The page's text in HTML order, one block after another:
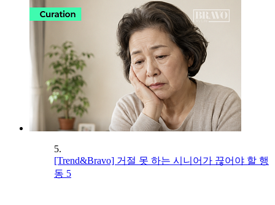
5.
[Trend&Bravo] 거절 못 하는 시니어가 끊어야 할 행
동 5